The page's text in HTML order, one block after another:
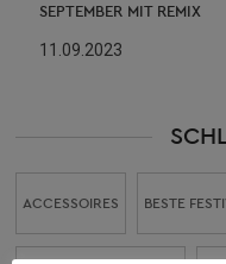
SEPTEMBER MIT REMIX
11.09.2023
ACCESSOIRES BESTE